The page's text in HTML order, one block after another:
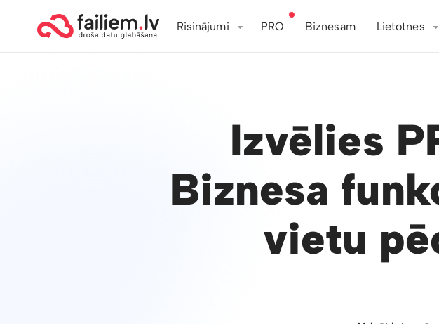
Risinājumi PRO Biznesam Lietotnes
Izvēlies
Biznesa
vietu